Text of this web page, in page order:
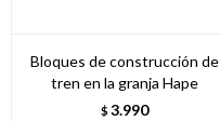
Bloques de construcción de
tren en la granja Hape
$ 3.990